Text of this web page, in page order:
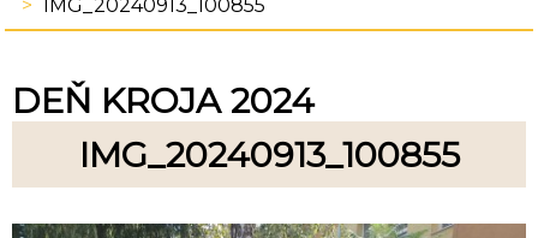
IMG_20240913_100855
DEŇ KROJA 2024
IMG_20240913_100855